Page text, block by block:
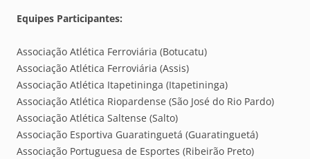
Equipes Participantes:
Associação Atlética Ferroviária (Botucatu)
Associação Atlética Ferroviária (Assis)
Associação Atlética Itapetininga (Itapetininga)
Associação Atlética Riopardense (São José do Rio Pardo)
Associação Atlética Saltense (Salto)
Associação Esportiva Guaratinguetá (Guaratinguetá)
Associação Portuguesa de Esportes (Ribeirão Preto)